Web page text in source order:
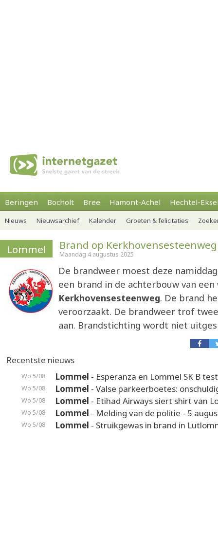
Beringen Bocholt Bree Hamont-Achel Hechtel-
Nieuws Nieuwsarchief Kalender Groeten & felicitaties
Lommel Brand op Kerkhovensesteenweg
Maandag 4 augustus 2025
De brandweer moest deze
een brand in de achterbouw van een
Kerkhovensesteenweg. De brand
veroorzaakt. De brandweer trof
aan. Brandstichting wordt niet
Recentste nieuws
Wo 5/08 Lommel - Esperanza en Lommel SK B
Wo 5/08 Lommel - Valse parkeerboetes:
Wo 5/08 Lommel - Etihad Airways siert shirt van
Wo 5/08 Lommel - Melding van de politie - 5
Wo 5/08 Lommel - Struikgewas in brand in